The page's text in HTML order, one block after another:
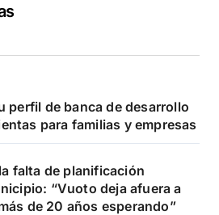
perfil de banca de desarrollo
para familias y empresas
falta de planificación
“Vuoto deja afuera a
de 20 años esperando”